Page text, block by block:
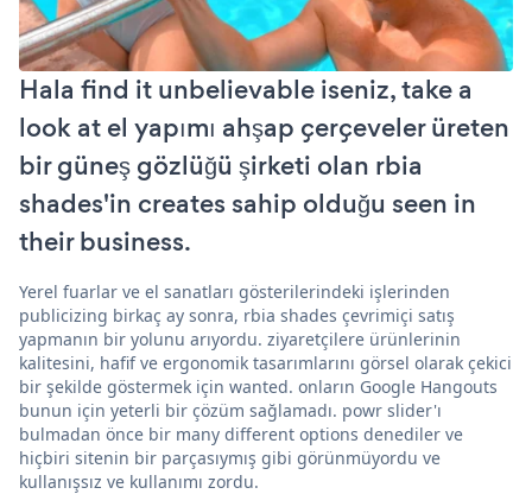
Hala find it unbelievable iseniz, take a
look at el yapımı ahşap çerçeveler üreten
bir güneş gözlüğü şirketi olan rbia
shades'in creates sahip olduğu seen in
their business.
Yerel fuarlar ve el sanatları gösterilerindeki işlerinden
publicizing birkaç ay sonra, rbia shades çevrimiçi satış
yapmanın bir yolunu arıyordu. ziyaretçilere ürünlerinin
kalitesini, hafif ve ergonomik tasarımlarını görsel olarak çekici
bir şekilde göstermek için wanted. onların Google Hangouts
bunun için yeterli bir çözüm sağlamadı. powr slider'ı
bulmadan önce bir many different options denediler ve
hiçbiri sitenin bir parçasıymış gibi görünmüyordu ve
kullanışsız ve kullanımı zordu.